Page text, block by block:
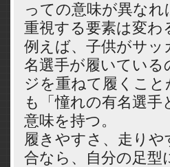
っての意味が異な
重視する要素は変わ
例えば、子供がサ
名選手が履いてい
ジを重ねて履くこ
も「憧れの有名選
意味を持つ。
履きやすさ、走り
合なら、自分の足型